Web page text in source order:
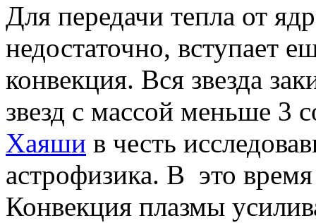
Для передачи тепла от
недостаточно, вступает
конвекция. Вся звезда
звезд с массой меньше 3
Хаяши в честь
астрофизика. В это
Конвекция плазмы